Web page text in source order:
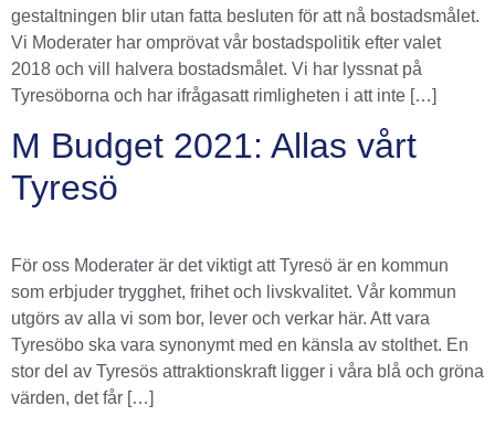
gestaltningen blir utan fatta besluten för att nå bostadsmålet.
Vi Moderater har omprövat vår bostadspolitik efter valet
2018 och vill halvera bostadsmålet. Vi har lyssnat på
Tyresöborna och har ifrågasatt rimligheten i att inte […]
M Budget 2021: Allas vårt
Tyresö
För oss Moderater är det viktigt att Tyresö är en kommun
som erbjuder trygghet, frihet och livskvalitet. Vår kommun
utgörs av alla vi som bor, lever och verkar här. Att vara
Tyresöbo ska vara synonymt med en känsla av stolthet. En
stor del av Tyresös attraktionskraft ligger i våra blå och gröna
värden, det får […]